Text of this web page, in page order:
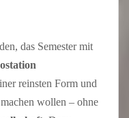
das Semester mit
reinsten Form und
wollen – ohne